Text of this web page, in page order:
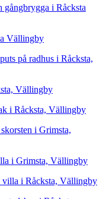
gångbrygga i Råcksta
Vällingby
på radhus i Råcksta,
Vällingby
i Råcksta, Vällingby
i Grimsta,
i Grimsta, Vällingby
villa i Råcksta, Vällingby